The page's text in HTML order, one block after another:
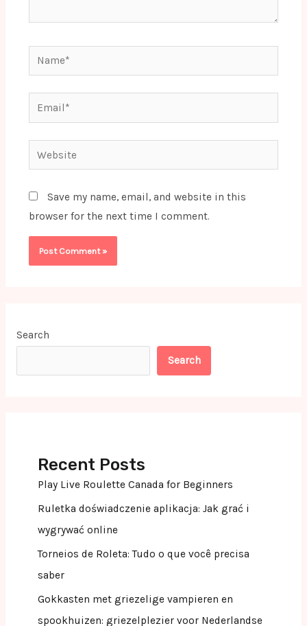
Name*
Email*
Website
Save my name, email, and website in this
browser for the next time I comment.
Search
Search
Recent Posts
Play Live Roulette Canada for Beginners
Ruletka doświadczenie aplikacja: Jak grać i
wygrywać online
Torneios de Roleta: Tudo o que você precisa
saber
Gokkasten met griezelige vampieren en
spookhuizen: griezelplezier voor Nederlandse